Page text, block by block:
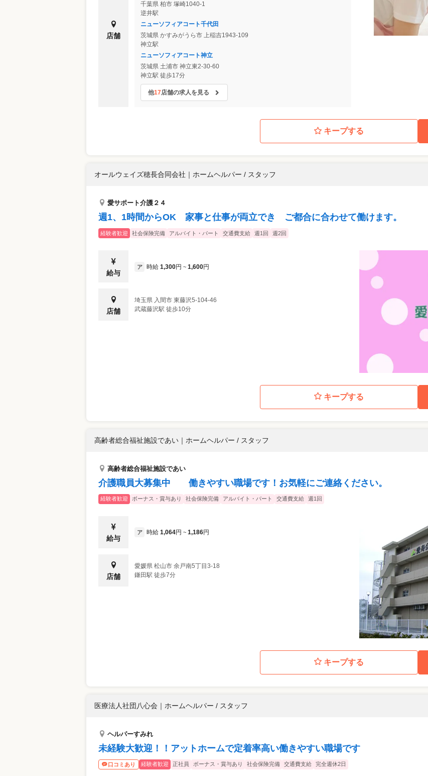
店舗
千葉県 柏市 塚崎1040-1
逆井駅
ニューソフィアコート千代田
茨城県 かすみがうら市 上稲吉1943-109
神立駅
ニューソフィアコート神立
茨城県 土浦市 神立東2-30-60
神立駅 徒歩17分
他17店舗の求人を見る
キープする
オールウェイズ穂長合同会社 ｜ ホームヘルパー / スタッフ
愛サポート介護２４
週1、1時間からOK 家事と仕事が両立でき ご都合に合わせて働けます。
経験者歓迎 社会保険完備 アルバイト・パート 交通費支給 週1回 週2回
給与
ア 時給 1,300円 ~ 1,600円
店舗
埼玉県 入間市 東藤沢5-104-46
武蔵藤沢駅 徒歩10分
キープする
高齢者総合福祉施設であい ｜ ホームヘルパー / スタッフ
高齢者総合福祉施設であい
介護職員大募集中 働きやすい職場です！お気軽にご連絡ください。
経験者歓迎 ボーナス・賞与あり 社会保険完備 アルバイト・パート 交通費支給 週1回
給与
ア 時給 1,064円 ~ 1,186円
店舗
愛媛県 松山市 余戸南5丁目3-18
鎌田駅 徒歩7分
キープする
医療法人社団八心会 ｜ ホームヘルパー / スタッフ
ヘルパーすみれ
未経験大歓迎！！アットホームで定着率高い働きやすい職場です
口コミあり 経験者歓迎 正社員 ボーナス・賞与あり 社会保険完備 交通費支給 完全週休2日